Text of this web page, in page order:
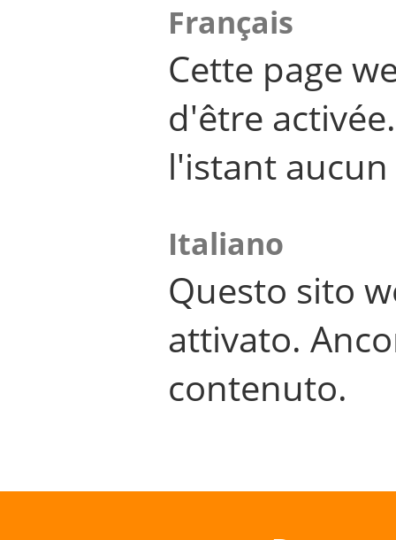
Français
Cette page
d'être
l'istant
Italiano
Questo sito
attivato.
contenuto.